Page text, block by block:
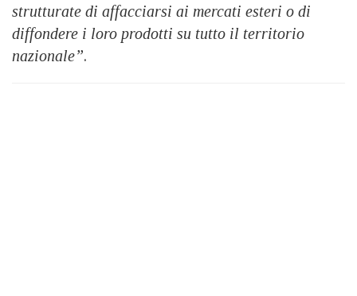
strutturate di affacciarsi ai mercati esteri o di
diffondere i loro prodotti su tutto il territorio
nazionale”.